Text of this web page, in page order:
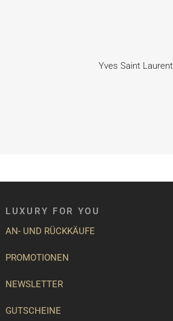
Yves Saint Laurent
LUXURY FOR YOU
AN- UND RÜCKKÄUFE
PROMOTIONEN
NEWSLETTER
GUTSCHEINE